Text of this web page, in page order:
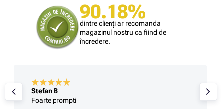
90.18%
dintre clienți ar recomanda
magazinul nostru ca fiind de
încredere.
Stefan B
Foarte prompti